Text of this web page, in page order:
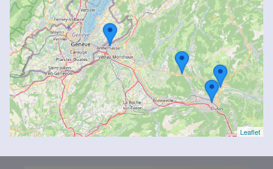
4.9/5(68 avis)
04 65 66 00 92
35 Avenue Jules Ferry - 74100 - Annemasse
Leaflet